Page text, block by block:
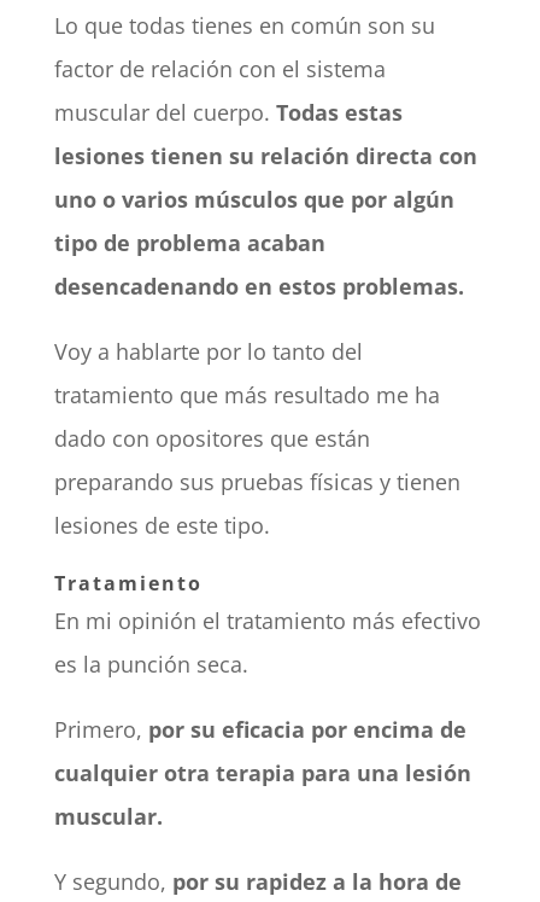
Lo que todas tienes en común son su
factor de relación con el sistema
muscular del cuerpo. Todas estas
lesiones tienen su relación directa con
uno o varios músculos que por algún
tipo de problema acaban
desencadenando en estos problemas.
Voy a hablarte por lo tanto del
tratamiento que más resultado me ha
dado con opositores que están
preparando sus pruebas físicas y tienen
lesiones de este tipo.
Tratamiento
En mi opinión el tratamiento más efectivo
es la punción seca.
Primero, por su eficacia por encima de
cualquier otra terapia para una lesión
muscular.
Y segundo, por su rapidez a la hora de